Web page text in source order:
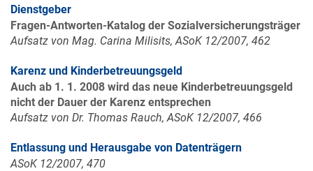
Dienstgeber
Fragen-Antworten-Katalog der Sozialversicherungsträger
Aufsatz von Mag. Carina Milisits, ASoK 12/2007, 462
Karenz und Kinderbetreuungsgeld
Auch ab 1. 1. 2008 wird das neue Kinderbetreuungsgeld
nicht der Dauer der Karenz entsprechen
Aufsatz von Dr. Thomas Rauch, ASoK 12/2007, 466
Entlassung und Herausgabe von Datenträgern
ASoK 12/2007, 470